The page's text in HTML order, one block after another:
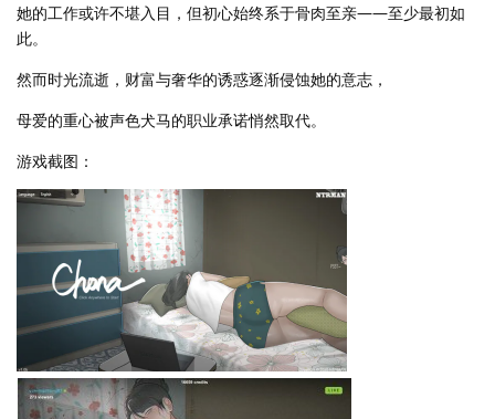
她的工作或许不堪入目，但初心始终系于骨肉至亲——至少最初如
此。
然而时光流逝，财富与奢华的诱惑逐渐侵蚀她的意志，
母爱的重心被声色犬马的职业承诺悄然取代。
游戏截图：